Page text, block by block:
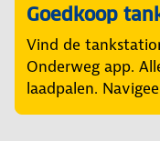
Goedkoop
Vind de
Onderweg app.
laadpalen.